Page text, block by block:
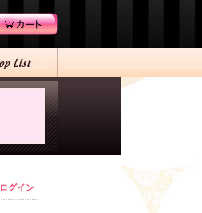
ログイン